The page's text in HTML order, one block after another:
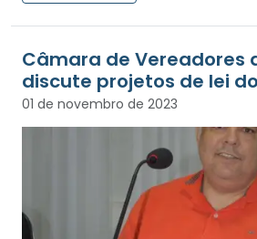
Câmara de Vereadores
discute projetos de lei
01 de novembro de 2023